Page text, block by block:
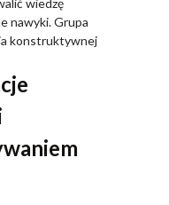
wiedzę
nawyki. Grupa
konstruktywnej